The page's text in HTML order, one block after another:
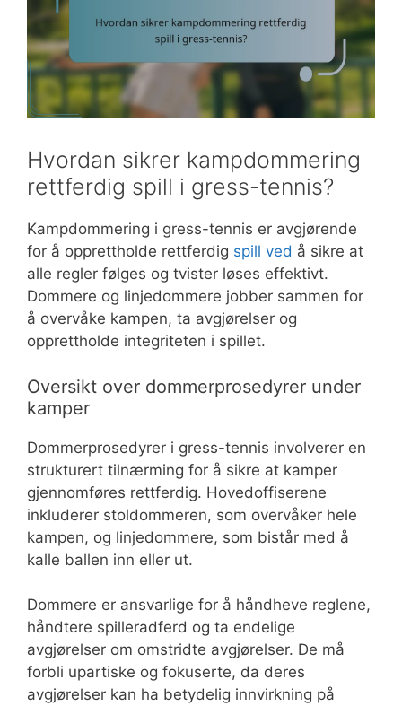
Hvordan sikrer kampdommering
rettferdig spill i gress-tennis?
Kampdommering i gress-tennis er avgjørende
for å opprettholde rettferdig spill ved å sikre at
alle regler følges og tvister løses effektivt.
Dommere og linjedommere jobber sammen for
å overvåke kampen, ta avgjørelser og
opprettholde integriteten i spillet.
Oversikt over dommerprosedyrer under
kamper
Dommerprosedyrer i gress-tennis involverer en
strukturert tilnærming for å sikre at kamper
gjennomføres rettferdig. Hovedoffiserene
inkluderer stoldommeren, som overvåker hele
kampen, og linjedommere, som bistår med å
kalle ballen inn eller ut.
Dommere er ansvarlige for å håndheve reglene,
håndtere spilleradferd og ta endelige
avgjørelser om omstridte avgjørelser. De må
forbli upartiske og fokuserte, da deres
avgjørelser kan ha betydelig innvirkning på